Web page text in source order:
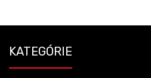
KATEGÓRIE